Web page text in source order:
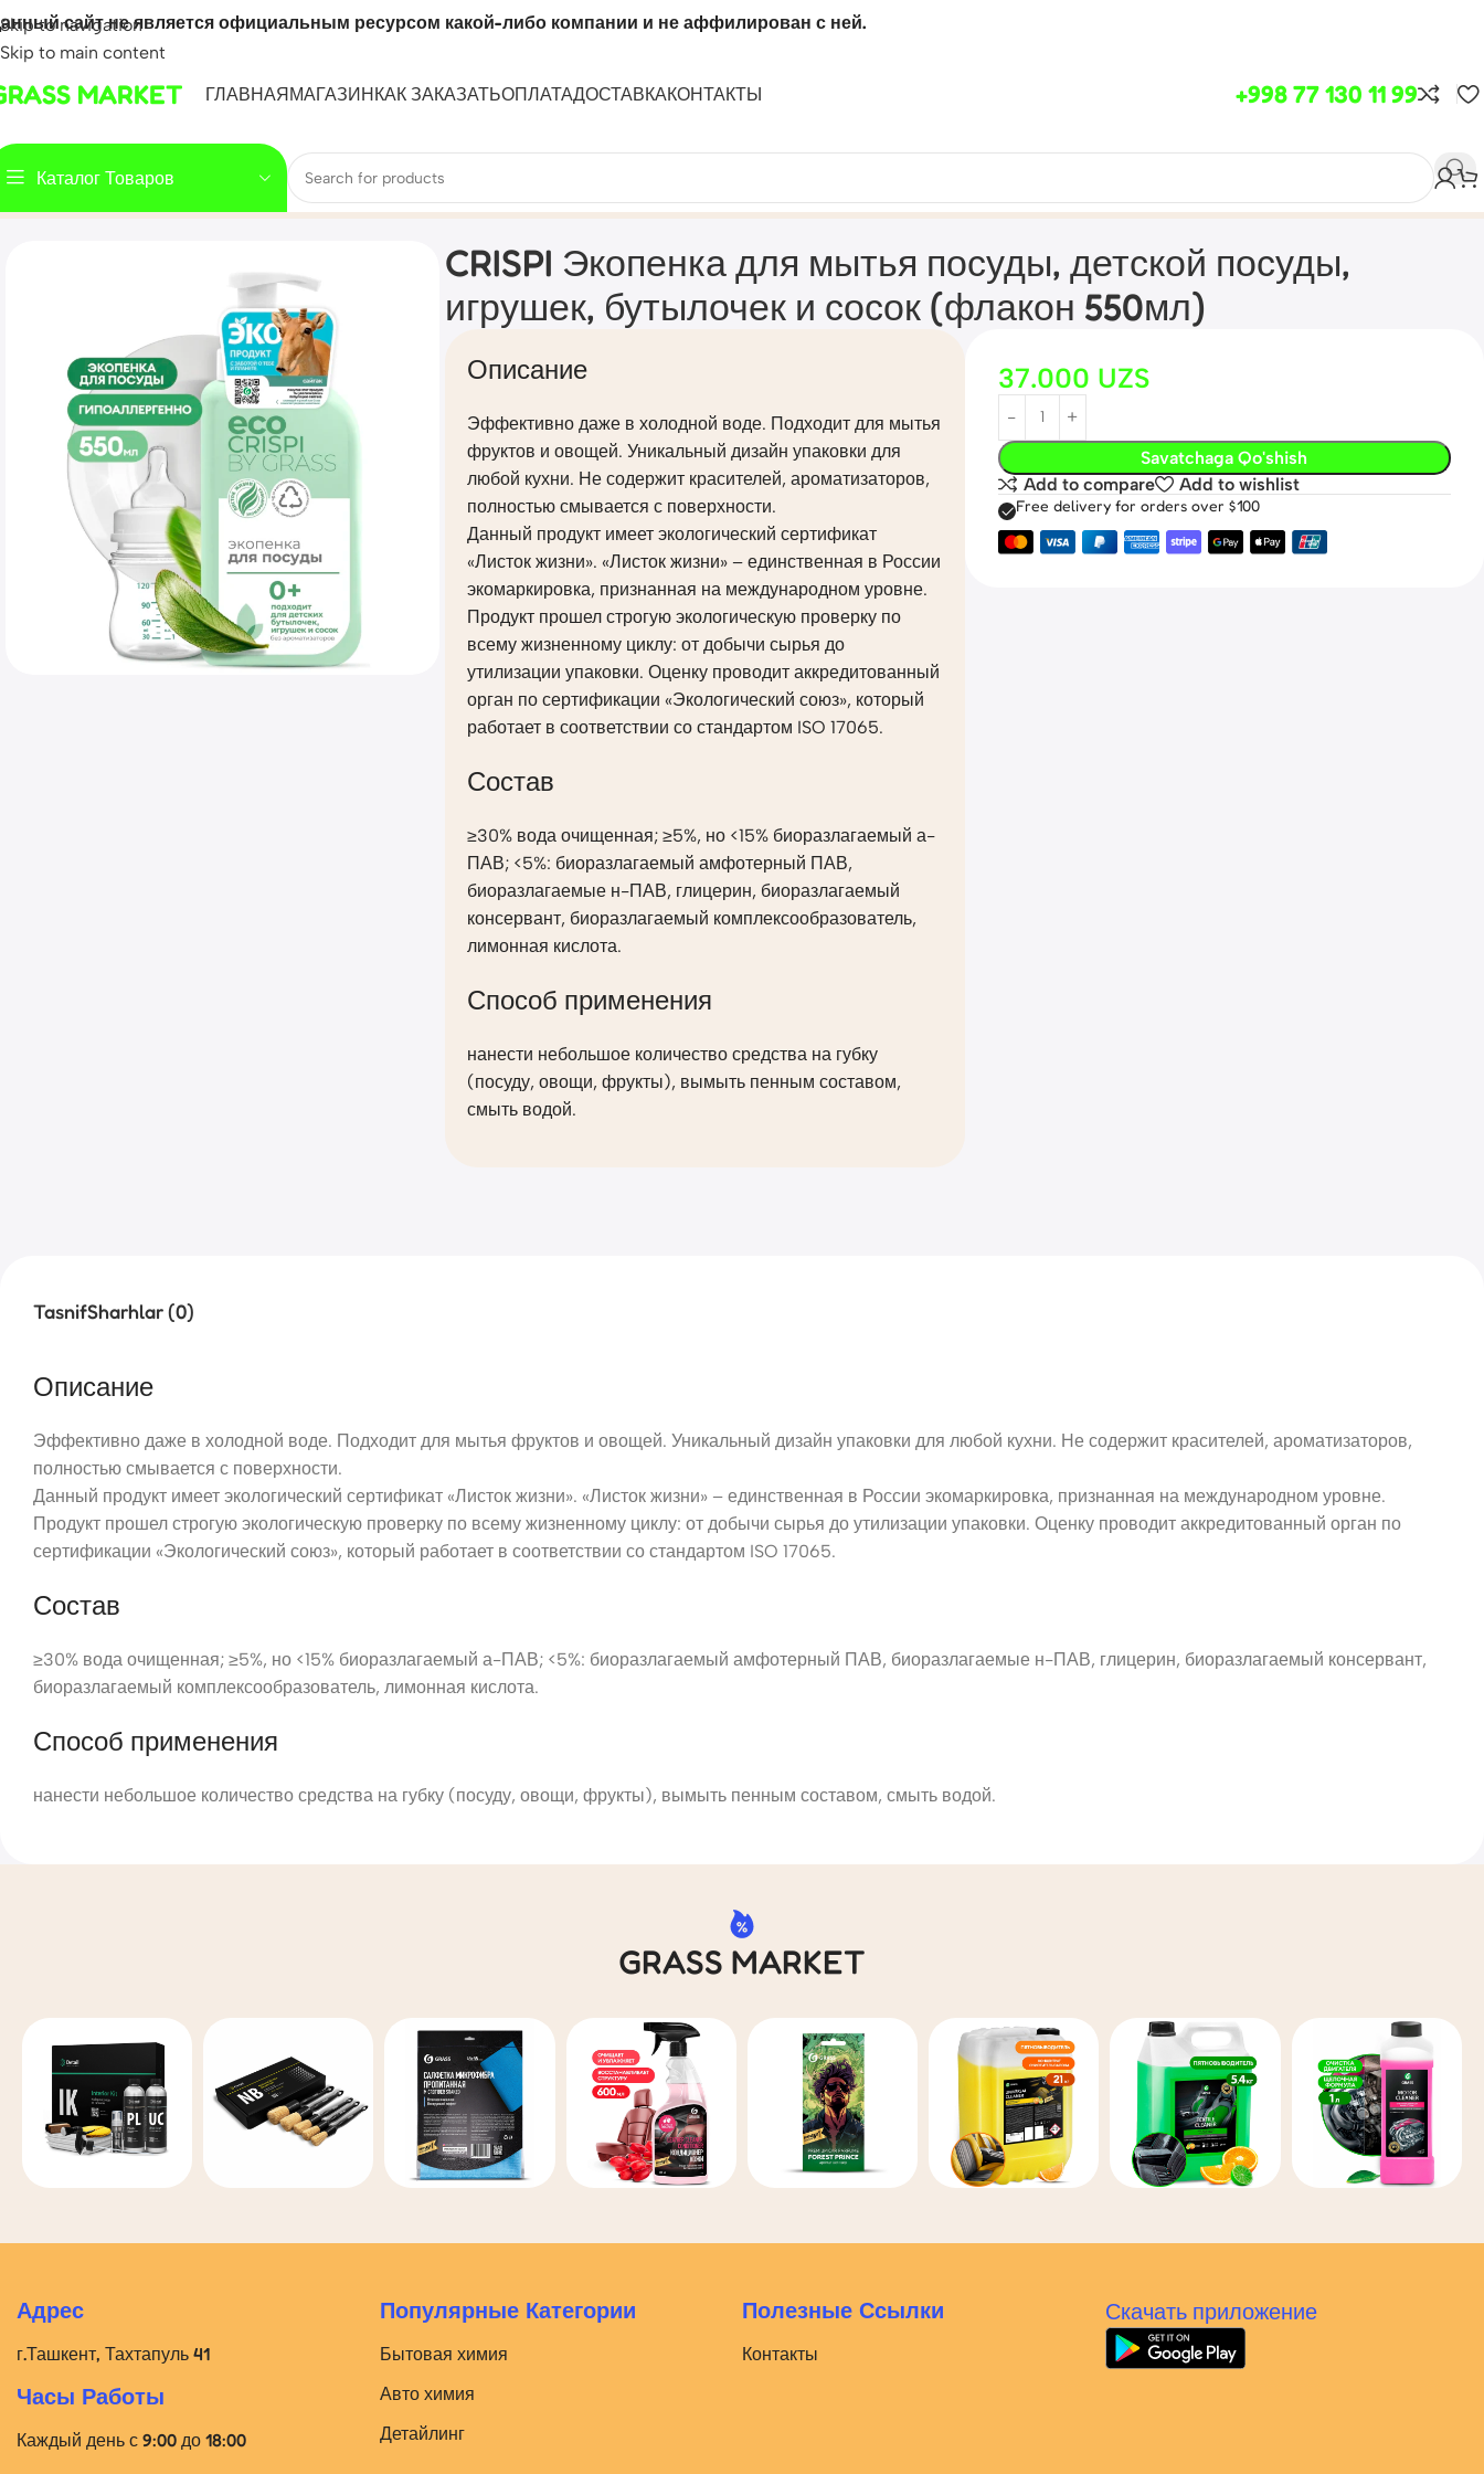
Skip to navigation
Skip to main content
сайт не является официальным ресурсом какой-либо компании и не аффилирован с ней.
MARKET ГЛАВНАЯМАГАЗИНКАК ЗАКАЗАТЬОПЛАТАДОСТАВКАКОНТАКТЫ +998 77 130 11 99
Каталог Товаров
CRISPI Экопенка для мытья посуды, детской посуды, игрушек, бутылочек и сосок (флакон 550мл)
CRISPI Экопенка для мытья посуды, детской посуды,
игрушек, бутылочек и сосок (флакон 550мл)
Описание
Эффективно даже в холодной воде. Подходит для мытья
фруктов и овощей. Уникальный дизайн упаковки для
любой кухни. Не содержит красителей, ароматизаторов,
полностью смывается с поверхности.
Данный продукт имеет экологический сертификат
«Листок жизни». «Листок жизни» – единственная в России
экомаркировка, признанная на международном уровне.
Продукт прошел строгую экологическую проверку по
всему жизненному циклу: от добычи сырья до
утилизации упаковки. Оценку проводит аккредитованный
орган по сертификации «Экологический союз», который
работает в соответствии со стандартом ISO 17065.
Состав
≥30% вода очищенная; ≥5%, но <15% биоразлагаемый а-
ПАВ; <5%: биоразлагаемый амфотерный ПАВ,
биоразлагаемые н-ПАВ, глицерин, биоразлагаемый
консервант, биоразлагаемый комплексообразователь,
лимонная кислота.
Способ применения
нанести небольшое количество средства на губку
(посуду, овощи, фрукты), вымыть пенным составом,
смыть водой.
37.000 UZS
Savatchaga Qo'shish
Add to compare
Add to wishlist
Free delivery for orders over $100
TasnifSharhlar (0)
Описание
Эффективно даже в холодной воде. Подходит для мытья фруктов и овощей. Уникальный дизайн упаковки для любой кухни. Не содержит красителей, ароматизаторов,
полностью смывается с поверхности.
Данный продукт имеет экологический сертификат «Листок жизни». «Листок жизни» – единственная в России экомаркировка, признанная на международном уровне.
Продукт прошел строгую экологическую проверку по всему жизненному циклу: от добычи сырья до утилизации упаковки. Оценку проводит аккредитованный орган по
сертификации «Экологический союз», который работает в соответствии со стандартом ISO 17065.
Состав
≥30% вода очищенная; ≥5%, но <15% биоразлагаемый а-ПАВ; <5%: биоразлагаемый амфотерный ПАВ, биоразлагаемые н-ПАВ, глицерин, биоразлагаемый консервант,
биоразлагаемый комплексообразователь, лимонная кислота.
Способ применения
нанести небольшое количество средства на губку (посуду, овощи, фрукты), вымыть пенным составом, смыть водой.
GRASS MARKET
Адрес
г.Ташкент, Тахтапуль 41
Часы Работы
Каждый день с 9:00 до 18:00
Популярные Категории
Бытовая химия
Авто химия
Детайлинг
Полезные Ссылки
Контакты
Скачать приложение